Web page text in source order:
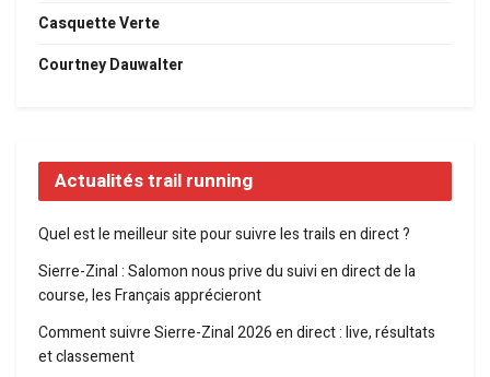
Casquette Verte
Courtney Dauwalter
Actualités trail running
Quel est le meilleur site pour suivre les trails en direct ?
Sierre-Zinal : Salomon nous prive du suivi en direct de la
course, les Français apprécieront
Comment suivre Sierre-Zinal 2026 en direct : live, résultats
et classement